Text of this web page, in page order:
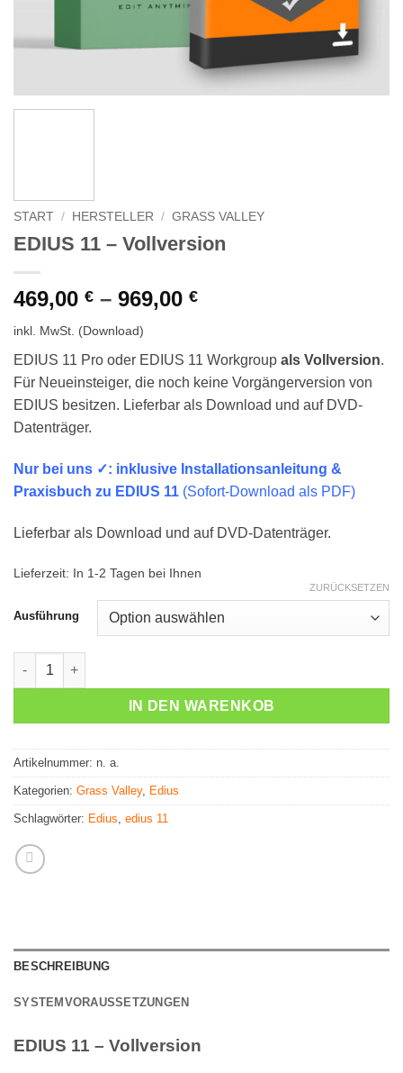
START / HERSTELLER / GRASS VALLEY
EDIUS 11 – Vollversion
469,00 € – 969,00 €
inkl. MwSt. (Download)
EDIUS 11 Pro oder EDIUS 11 Workgroup als Vollversion.
Für Neueinsteiger, die noch keine Vorgängerversion von
EDIUS besitzen. Lieferbar als Download und auf DVD-
Datenträger.
Nur bei uns ✓: inklusive Installationsanleitung &
Praxisbuch zu EDIUS 11 (Sofort-Download als PDF)
Lieferbar als Download und auf DVD-Datenträger.
Lieferzeit: In 1-2 Tagen bei Ihnen
Ausführung
ZURÜCKSETZEN
EDIUS 11 – Vollversion Menge
IN DEN WARENKOB
Artikelnummer: n. a.
Kategorien: Grass Valley, Edius
Schlagwörter: Edius, edius 11
BESCHREIBUNG
SYSTEMVORAUSSETZUNGEN
EDIUS 11 – Vollversion